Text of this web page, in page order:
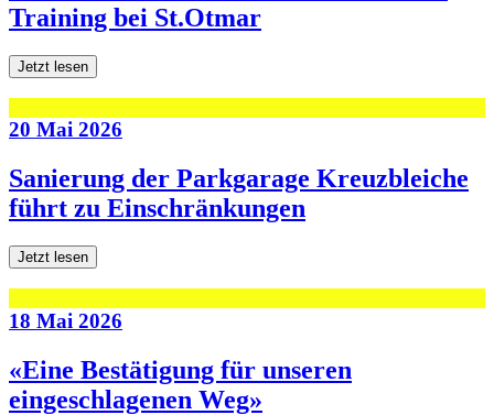
Training bei St.Otmar
Jetzt lesen
20 Mai 2026
Sanierung der Parkgarage Kreuzbleiche
führt zu Einschränkungen
Jetzt lesen
18 Mai 2026
«Eine Bestätigung für unseren
eingeschlagenen Weg»